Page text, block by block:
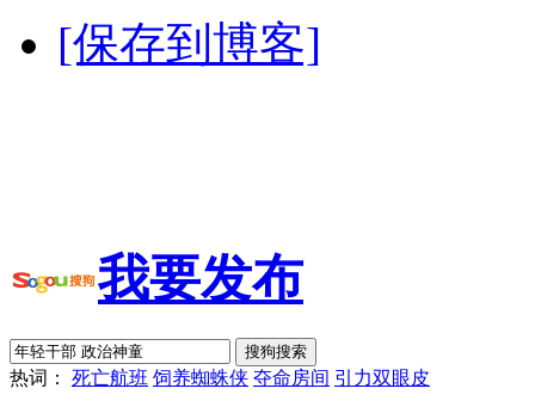
[保存到博客]
我要发布
热词： 死亡航班 饲养蜘蛛侠 夺命房间 引力双眼皮